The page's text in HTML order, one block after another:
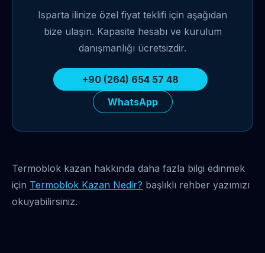
Isparta ilinize özel fiyat teklifi için aşağıdan
bize ulaşın. Kapasite hesabı ve kurulum
danışmanlığı ücretsizdir.
+90 (264) 654 57 48
WhatsApp
Termoblok kazan hakkında daha fazla bilgi edinmek
için Termoblok Kazan Nedir? başlıklı rehber yazımızı
okuyabilirsiniz.